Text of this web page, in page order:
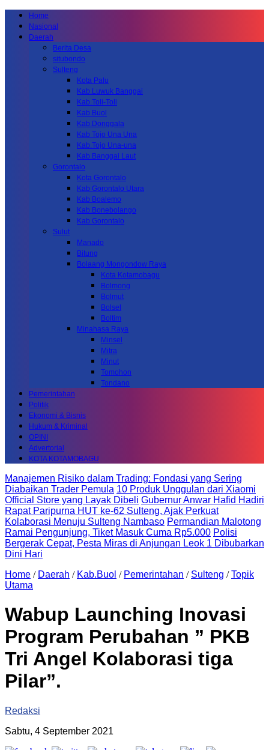
Home
Nasional
Daerah
Berita Desa
situbondo
Sulteng
Kota Palu
Kab.Luwuk Banggai
Kab.Toli-Toli
Kab.Buol
Kab.Donggala
Kab Tojo Una Una
Kab.Tojo Una-una
Kab.Banggai Laut
Gorontalo
Kota Gorontalo
Kab Gorontalo Utara
Kab Boalemo
Kab.Bonebolango
Kab.Gorontalo
Sulut
Manado
Bitung
Bolaang Mongondow Raya
Kota Kotamobagu
Bolmong
Bolmut
Bolsel
Boltim
Minahasa Raya
Minsel
Mitra
Minut
Tomohon
Tondano
Pemerintahan
Politik
Ekonomi & Bisnis
Hukum & Kriminal
OPINI
Advertorial
KOTA KOTAMOBAGU
Manajemen Risiko dalam Trading: Fondasi yang Sering
Diabaikan Trader Pemula 10 Produk Unggulan dari Xiaomi
Official Store yang Layak Dibeli Gubernur Anwar Hafid Hadiri
Rapat Paripurna HUT ke-62 Sulteng, Ajak Perkuat
Kolaborasi Menuju Sulteng Nambaso Permandian Malotong
Ramai Pengunjung, Tiket Masuk Cuma Rp5.000 Polisi
Bergerak Cepat, Pesta Miras di Anjungan Leok 1 Dibubarkan
Dini Hari
Home / Daerah / Kab.Buol / Pemerintahan / Sulteng /Topik
Utama
Wabup Launching Inovasi
Program Perubahan ” PKB
Tri Angel Kolaborasi tiga
Pilar”.
Redaksi
Sabtu, 4 September 2021